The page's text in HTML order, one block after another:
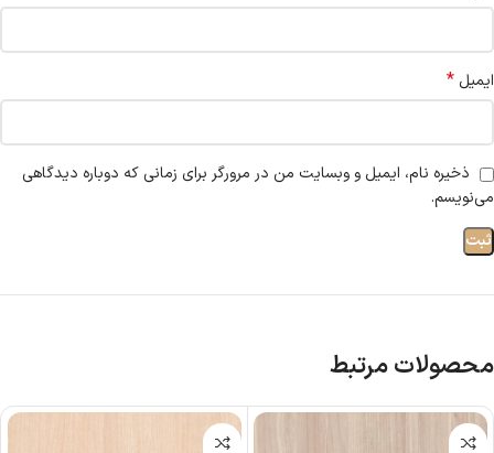
ایمیل *
ذخیره نام، ایمیل و وبسایت من در مرورگر برای زمانی که دوباره دیدگاهی
می‌نویسم.
محصولات مرتبط